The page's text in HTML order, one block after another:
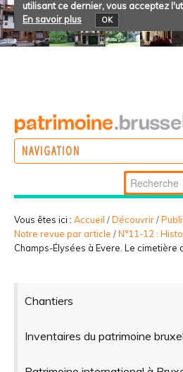
utilisant ce dernier, vous acceptez
En savoir plus
OK
NAVIGATION
PARTICIPER
Chercher par
Recherche
avancée…
Vous êtes ici : Accueil /Découvrir/
Notre revue par article /N°11-12 :
Champs-Élysées à Evere. Le cimetière
Chantiers
Inventaires du patrimoine